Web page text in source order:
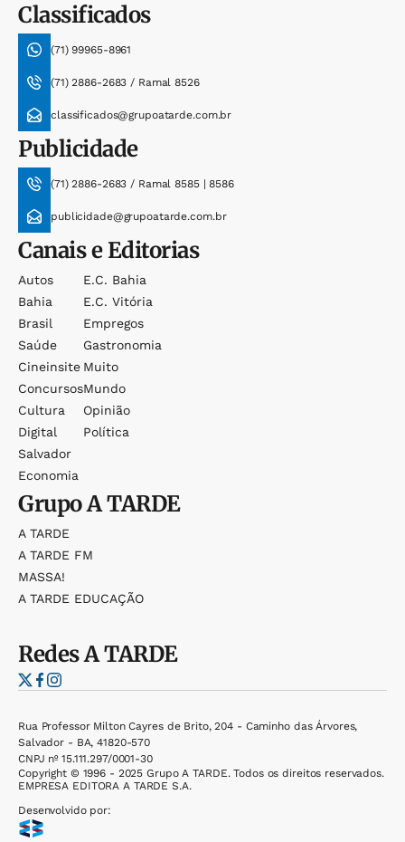
Classificados
(71) 99965-8961
(71) 2886-2683 / Ramal 8526
classificados@grupoatarde.com.br
Publicidade
(71) 2886-2683 / Ramal 8585 | 8586
publicidade@grupoatarde.com.br
Canais e Editorias
Autos
Bahia
Brasil
Saúde
Cineinsite
Concursos
Cultura
Digital
Salvador
Economia
E.c. Bahia
E.c. Vitória
Empregos
Gastronomia
Muito
Mundo
Opinião
Política
GrupoA TARDE
A TARDE
A TARDE FM
MASSA!
A TARDE EDUCAÇÃO
RedesA TARDE
Rua Professor Milton Cayres de Brito, 204 - Caminho das Árvores,
Salvador - BA, 41820-570
CNPJ nº 15.111.297/0001-30
Copyright © 1996 - 2025 Grupo A TARDE. Todos os direitos reservados.
EMPRESA EDITORA A TARDE S.A.
Desenvolvido por: